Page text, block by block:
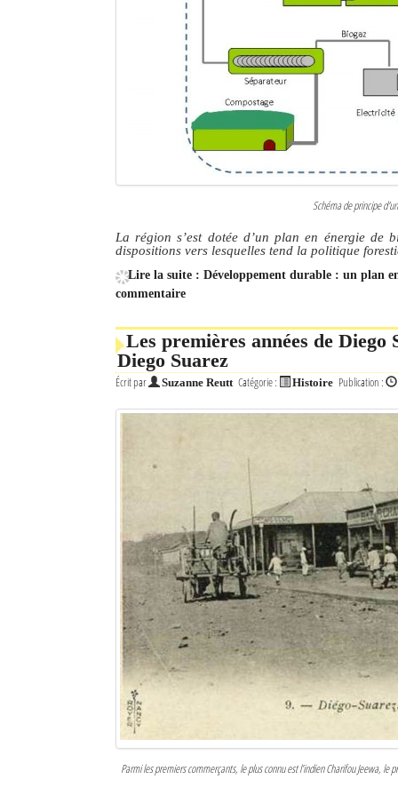
Schéma de principe
La région s’est dotée d’un plan en énergie de
dispositions vers lesquelles tend la politique
Lire la suite : Développement durable : un plan
commentaire
Les premières années de
Diego Suarez
Écrit par Suzanne Reutt Catégorie : Histoire Publication :
Parmi les premiers commerçants, le plus connu est l’indien Charifou Jeewa,